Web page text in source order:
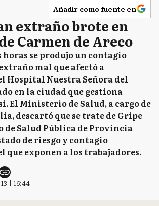
Añadir como fuente en
extraño brote en
Carmen de Areco
se produjo un contagio
mal que afectó a
Hospital Nuestra Señora del
en la ciudad que gestiona
El Ministerio de Salud, a cargo de
descartó que se trate de Gripe
de Salud Pública de Provincia
de riesgo y contagio
que exponen a los trabajadores.
| 16:44